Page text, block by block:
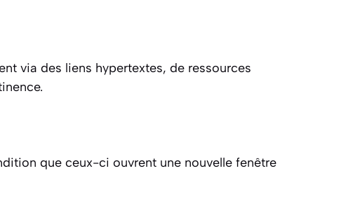
via des liens hypertextes, de ressources
que ceux-ci ouvrent une nouvelle fenêtre